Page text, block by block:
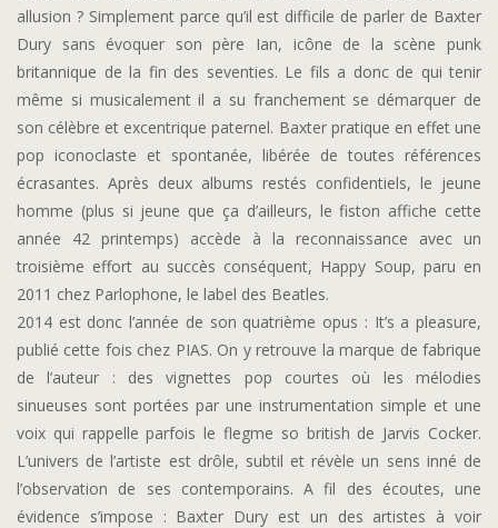
allusion ? Simplement parce qu’il est difficile de parler de Baxter
Dury sans évoquer son père Ian, icône de la scène punk
britannique de la fin des seventies. Le fils a donc de qui tenir
même si musicalement il a su franchement se démarquer de
son célèbre et excentrique paternel. Baxter pratique en effet une
pop iconoclaste et spontanée, libérée de toutes références
écrasantes. Après deux albums restés confidentiels, le jeune
homme (plus si jeune que ça d’ailleurs, le fiston affiche cette
année 42 printemps) accède à la reconnaissance avec un
troisième effort au succès conséquent, Happy Soup, paru en
2011 chez Parlophone, le label des Beatles.
2014 est donc l’année de son quatrième opus : It’s a pleasure,
publié cette fois chez PIAS. On y retrouve la marque de fabrique
de l’auteur : des vignettes pop courtes où les mélodies
sinueuses sont portées par une instrumentation simple et une
voix qui rappelle parfois le flegme so british de Jarvis Cocker.
L’univers de l’artiste est drôle, subtil et révèle un sens inné de
l’observation de ses contemporains. A fil des écoutes, une
évidence s’impose : Baxter Dury est un des artistes à voir